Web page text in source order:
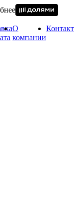
О
компании